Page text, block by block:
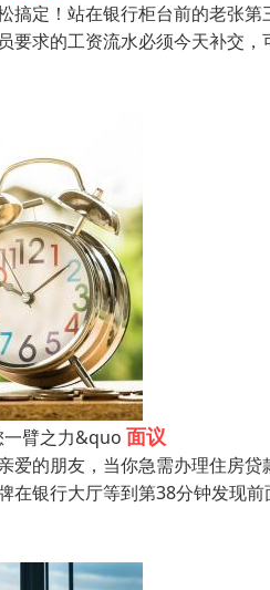
搞定！站在银行柜台前的老张
求的工资流水必须今天补交
一臂之力&quo 面议
爱的朋友，当你急需办理住房
在银行大厅等到第38分钟发现